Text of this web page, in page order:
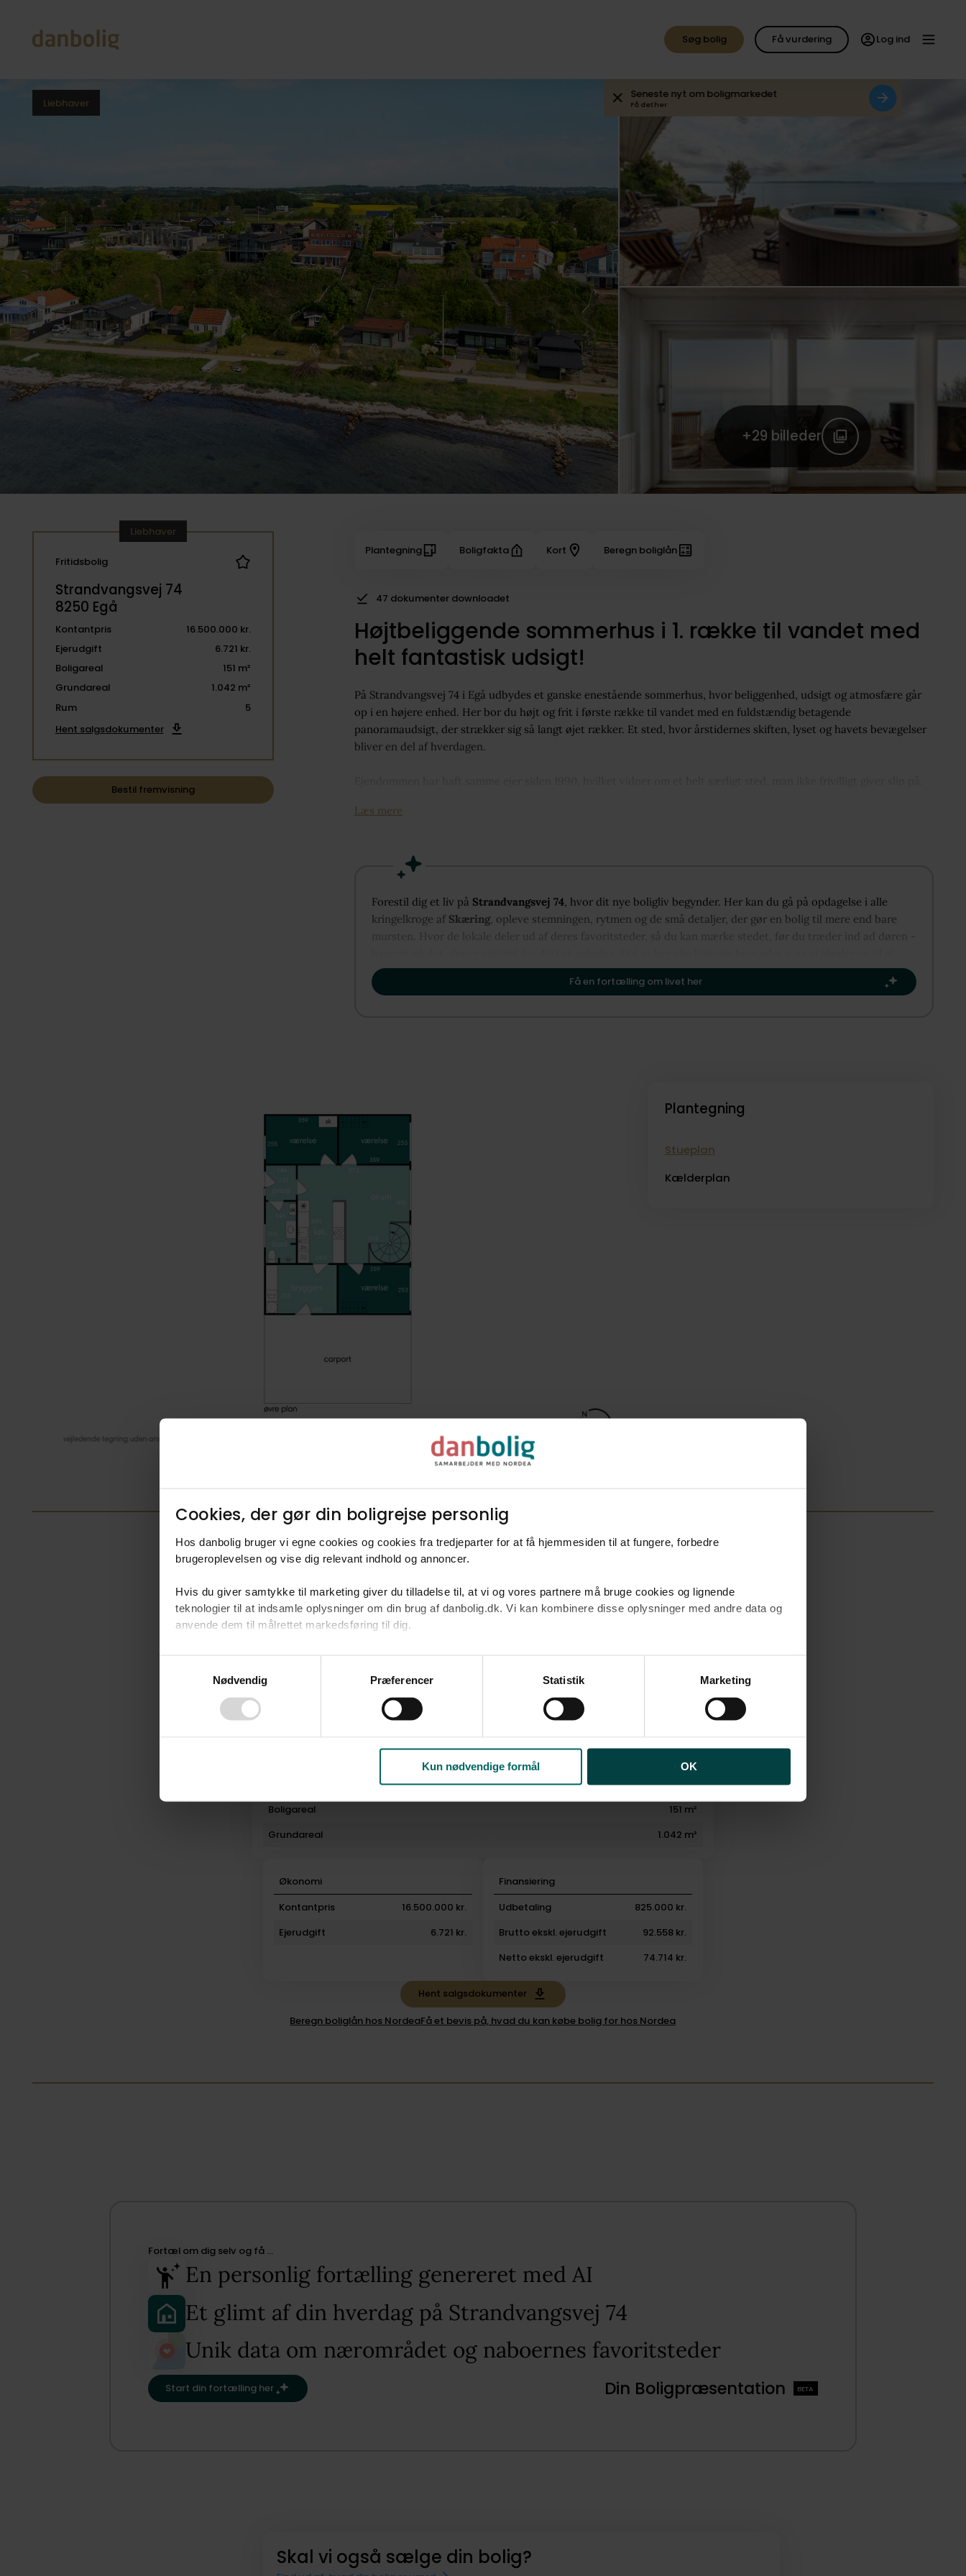
Cookies, der gør din boligrejse personlig​
Hos danbolig bruger vi egne cookies og cookies fra tredjeparter for at få hjemmesiden til at fungere, forbedre
brugeroplevelsen og vise dig relevant indhold og annoncer.​
Hvis du giver samtykke til marketing giver du tilladelse til, at vi og vores partnere må bruge cookies og lignende
teknologier til at indsamle oplysninger om din brug af danbolig.dk. Vi kan kombinere disse oplysninger med andre data og
anvende dem til målrettet markedsføring til dig.​
Ved at klikke på ”OK” giver du samtykke til alle formål. Du kan til enhver tid læse mere om brugen af cookies samt
tilbagekalde dit samtykke ved at følge linket til vores
. Oplysninger om behandling af personoplysninger
Nødvendig Præferencer Statistik Marketing
Kun nødvendige formål OK
Søg bolig Få vurdering Log ind
Seneste nyt om boligmarkedet
Få det her
+29 billeder
Liebhaver
Liebhaver
Fritidsbolig
Strandvangsvej 74
8250 Egå
Kontantpris
16.500.000 kr.
Ejerudgift
6.721 kr.
Boligareal
151 m²
Grundareal
1.042 m²
Rum
5
Hent salgsdokumenter
Bestil fremvisning
Plantegning Boligfakta Kort Beregn boliglån
47 dokumenter downloadet
Højtbeliggende sommerhus i 1. række til vandet med
helt fantastisk udsigt!
På Strandvangsvej 74 i Egå udbydes et ganske enestående sommerhus, hvor beliggenhed, udsigt og atmosfære går
op i en højere enhed. Her bor du højt og frit i første række til vandet med en fuldstændig betagende
panoramaudsigt, der strækker sig så langt øjet rækker. Et sted, hvor årstidernes skiften, lyset og havets bevægelser
bliver en del af hverdagen.
rummer ejendommen også et spændende udviklingspotentiale, da boligen kan omdannes til helårsbolig med
Boligen er indrettet i to plan og udnytter den høje placering optimalt. I stueplan bydes du velkommen i entréen med
alrum med køkken fra 2024 og gulvvarme, hvor den storslåede udsigt over vandet kan nydes både under
madlavningen og omkring spisebordet. Et skønt opholdsrum, der indbyder til samvær og lange måltider med havet
som kulisse. Etagen rummer desuden tre gode værelser, hvoraf to er med hems.
I nedre plan finder du en stor, stemningsfuld stue med direkte udgang til terrasse, hvor udsigten over vandet igen er
helt fantastisk. Her kan inde og udeliv smelte sammen, og terrassen bliver en naturlig forlængelse af stuen. Perfekt
Dette er et helt enestående sommerhus, hvor beliggenhed, udsigt og udviklingsmuligheder går op i en højere enhed.
En sjælden mulighed for at erhverve et højtbeliggende sommerhus i første række til vandet med udsigt i absolut
topklasse.
Så kontakt danbolig allerede i dag og kom forbi til en fremvisning.
Læs mere
Forestil dig et liv på Strandvangsvej 74, hvor dit nye boligliv begynder. Her kan du gå på opdagelse i alle
kringelkroge af Skæring, opleve stemningen, rytmen og de små detaljer, der gør en bolig til mere end bare
mursten. Hvor de lokale deler ud af deres favoritsteder, så du kan mærke stedet, før du træder ind ad døren -
vise dig, hvordan Skæring kan danne rammen om dit næste kapitel.​
Få en fortælling om livet her
Plantegning
Stueplan
Kælderplan
Type
Fritidsbolig
Udbudsform
Varmekilde
Radiator og gulvvarme
2
2
Boligareal
151 m²
Grundareal
1.042 m²
Økonomi
Kontantpris
16.500.000 kr.
Ejerudgift
6.721 kr.
Finansiering
Udbetaling
825.000 kr.
Brutto ekskl. ejerudgift
92.558 kr.
Netto ekskl. ejerudgift
74.714 kr.
Hent salgsdokumenter
Beregn boliglån hos NordeaFå et bevis på, hvad du kan købe bolig for hos Nordea
Fortæl om dig selv og få …​
En personlig fortælling genereret med AI​
Et glimt af din hverdag på Strandvangsvej 74​
Unik data om nærområdet og naboernes favoritsteder​
Start din fortælling her Din Boligpræsentation BETA
Skal vi også sælge din bolig?